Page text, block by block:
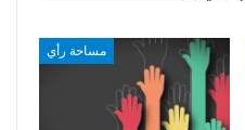
مساحة رأي